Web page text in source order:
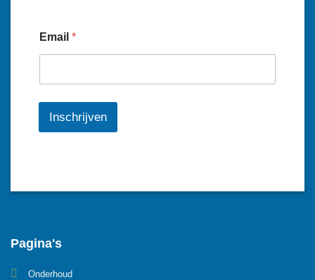
Email *
Inschrijven
Pagina's
Onderhoud